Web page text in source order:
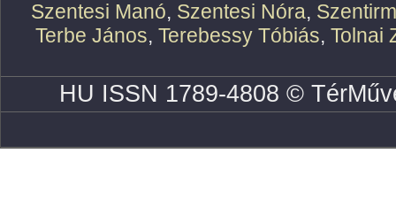
Szentesi Manó, Szentesi Nóra,
Terbe János, Terebessy Tóbiás, Tolnai
HU ISSN 1789-4808 ©